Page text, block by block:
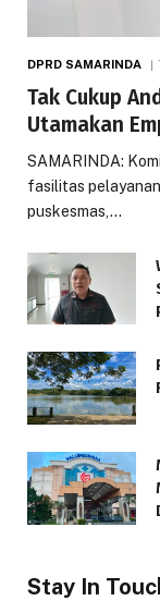
DPRD SAMARINDA
Tak Cukup
Utamakan
SAMARINDA:
fasilitas
puskesmas,…
Stay In